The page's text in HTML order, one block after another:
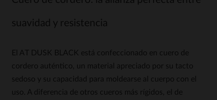
suavidad y resistencia
El AT DUSK BLACK está confeccionado en cuero de
cordero auténtico, un material apreciado por su tacto
sedoso y su capacidad para moldearse al cuerpo con el
uso. A diferencia de otros cueros más rígidos, el de